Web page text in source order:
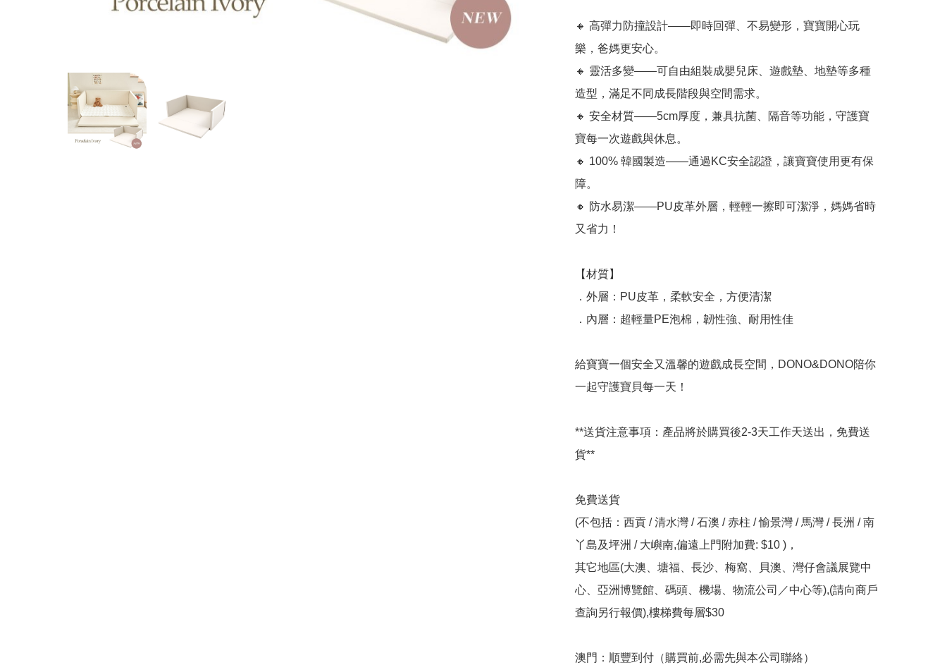
🔸 高彈力防撞設計——即時回彈、不易變形，寶寶開心玩
樂，爸媽更安心。
🔸 靈活多變——可自由組裝成嬰兒床、遊戲墊、地墊等多種
造型，滿足不同成長階段與空間需求。
🔸 安全材質——5cm厚度，兼具抗菌、隔音等功能，守護寶
寶每一次遊戲與休息。
🔸 100% 韓國製造——通過KC安全認證，讓寶寶使用更有保
障。
🔸 防水易潔——PU皮革外層，輕輕一擦即可潔淨，媽媽省時
又省力！
【材質】
．外層：PU皮革，柔軟安全，方便清潔
．內層：超輕量PE泡棉，韌性強、耐用性佳
給寶寶一個安全又溫馨的遊戲成長空間，DONO&DONO陪你
一起守護寶貝每一天！
**送貨注意事項：產品將於購買後2-3天工作天送出，免費送
貨**
免費送貨
(不包括：西貢 / 清水灣 / 石澳 / 赤柱 / 愉景灣 / 馬灣 / 長洲 / 南
丫島及坪洲 / 大嶼南,偏遠上門附加費: $10 )，
其它地區(大澳、塘福、長沙、梅窩、貝澳、灣仔會議展覽中
心、亞洲博覽館、碼頭、機場、物流公司／中心等),(請向商戶
查詢另行報價),樓梯費每層$30
澳門：順豐到付（購買前,必需先與本公司聯絡）